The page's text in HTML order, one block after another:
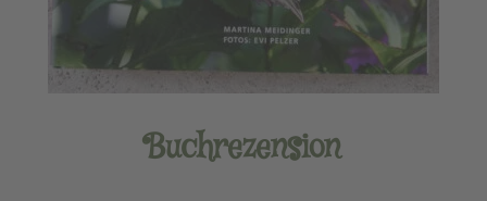
Buchrezension